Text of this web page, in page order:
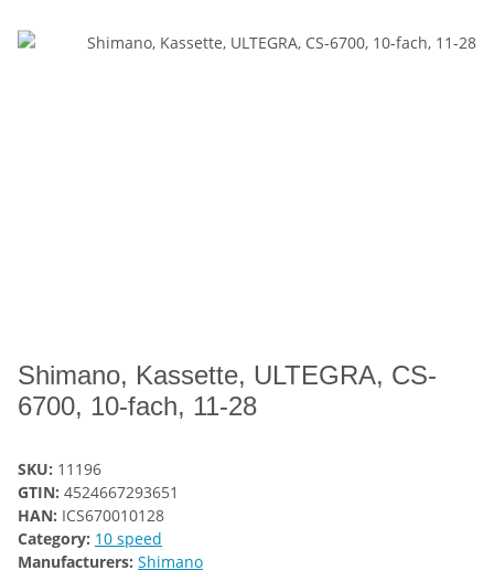
Shimano, Kassette, ULTEGRA, CS-
6700, 10-fach, 11-28
SKU: 11196
GTIN: 4524667293651
HAN: ICS670010128
Category: 10 speed
Manufacturers: Shimano